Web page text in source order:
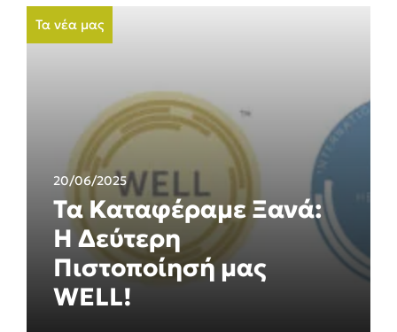
Τα νέα μας
20/06/2025
Τα Καταφέραμε Ξανά:
Η Δεύτερη
Πιστοποίησή μας
WELL!